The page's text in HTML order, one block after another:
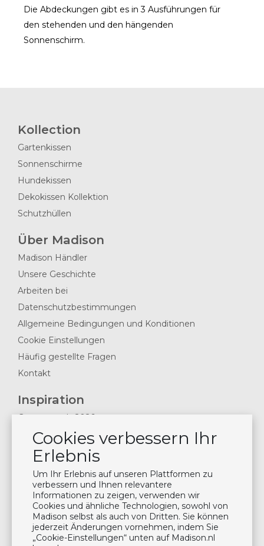
Cookies verbessern Ihr
Erlebnis
Um Ihr Erlebnis auf unseren Plattformen zu
verbessern und Ihnen relevantere
Informationen zu zeigen, verwenden wir
Cookies und ähnliche Technologien, sowohl von
Madison selbst als auch von Dritten. Sie können
jederzeit Änderungen vornehmen, indem Sie
„Cookie-Einstellungen“ unten auf Madison.nl
Die Abdeckungen gibt es in 3 Ausführungen für
den stehenden und den hängenden
Sonnenschirm.
Kollection
Gartenkissen
Sonnenschirme
Hundekissen
Dekokissen Kollektion
Schutzhüllen
Über Madison
Madison Händler
Unsere Geschichte
Arbeiten bei
Datenschutzbestimmungen
Allgemeine Bedingungen und Konditionen
Cookie Einstellungen
Häufig gestellte Fragen
Kontakt
Inspiration
Gartentrends 2026
Inspirationmagazine 2024
Nachrichten & Blogs
Wartung der Kissen
Newsletter
Abonnieren Sie unsere Mailing-Liste